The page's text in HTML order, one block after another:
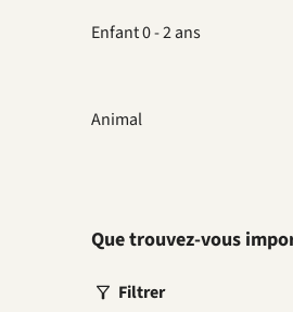
Enfant 0 - 2 ans
Animal
Que trouvez-vous
Filtrer